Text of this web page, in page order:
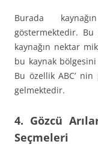
Burada
göstermektedir.
kaynağın nektar
bu kaynak bölgesini
Bu özellik ABC’
gelmektedir.
4. Gözcü
Seçmeleri